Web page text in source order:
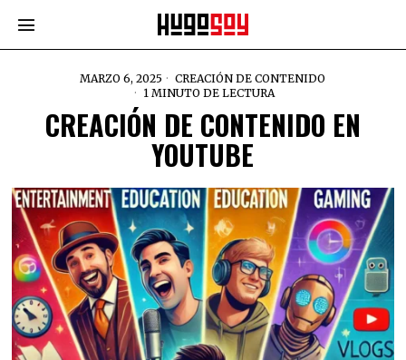
MARZO 6, 2025
CREACIÓN DE CONTENIDO
1 MINUTO DE LECTURA
CREACIÓN DE CONTENIDO EN
YOUTUBE